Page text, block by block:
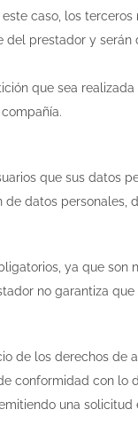
caso, los
prestador y
que sea
que sus datos
datos personales,
ya que
no garantiza
de los derechos de
conformidad con
una